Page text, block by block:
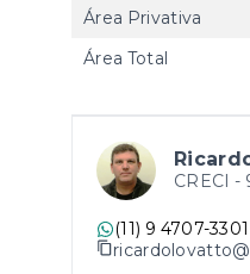
Área Privativa
Área Total
CRECI -
(11) 9 4707-3301